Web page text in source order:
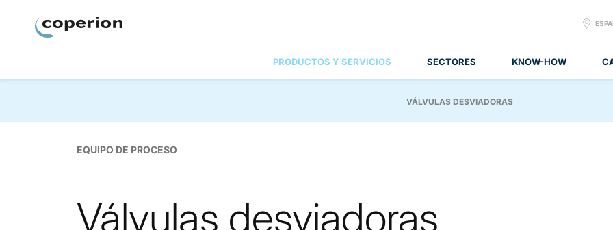
PRODUCTOS Y SERVICIOS SECTORES KNOW-HOW
VÁLVULAS DESVIADORAS
EQUIPO DE PROCESO
Válvulas desviadoras